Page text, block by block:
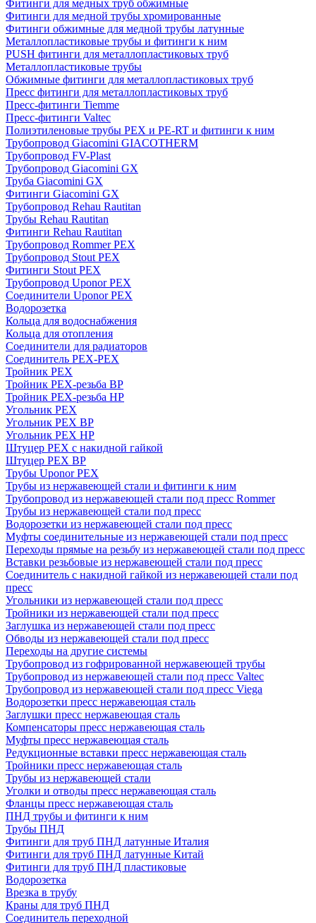
Фитинги для медных труб обжимные
Фитинги для медной трубы хромированные
Фитинги обжимные для медной трубы латунные
Металлопластиковые трубы и фитинги к ним
PUSH фитинги для металлопластиковых труб
Металлопластиковые трубы
Обжимные фитинги для металлопластиковых труб
Пресс фитинги для металлопластиковых труб
Пресс-фитинги Tiemme
Пресс-фитинги Valtec
Полиэтиленовые трубы PEX и PE-RT и фитинги к ним
Трубопровод Giacomini GIACOTHERM
Трубопровод FV-Plast
Трубопровод Giacomini GX
Труба Giacomini GX
Фитинги Giacomini GX
Трубопровод Rehau Rautitan
Трубы Rehau Rautitan
Фитинги Rehau Rautitan
Трубопровод Rommer PEX
Трубопровод Stout PEX
Фитинги Stout PEX
Трубопровод Uponor PEX
Соединители Uponor PEX
Водорозетка
Кольца для водоснабжения
Кольца для отопления
Соединители для радиаторов
Соединитель PEX-PEX
Тройник PEX
Тройник PEX-резьба ВР
Тройник PEX-резьба НР
Угольник PEX
Угольник PEX ВР
Угольник PEX НР
Штуцер PEX c накидной гайкой
Штуцер PEX ВР
Трубы Uponor PEX
Трубы из нержавеющей стали и фитинги к ним
Трубопровод из нержавеющей стали под пресс Rommer
Трубы из нержавеющей стали под пресс
Водорозетки из нержавеющей стали под пресс
Муфты соединительные из нержавеющей стали под пресс
Переходы прямые на резьбу из нержавеющей стали под пресс
Вставки резьбовые из нержавеющей стали под пресс
Соединитель с накидной гайкой из нержавеющей стали под
пресс
Угольники из нержавеющей стали под пресс
Тройники из нержавеющей стали под пресс
Заглушка из нержавеющей стали под пресс
Обводы из нержавеющей стали под пресс
Переходы на другие системы
Трубопровод из гофрированной нержавеющей трубы
Трубопровод из нержавеющей стали под пресс Valtec
Трубопровод из нержавеющей стали под пресс Viega
Водорозетки пресс нержавеющая сталь
Заглушки пресс нержавеющая сталь
Компенсаторы пресс нержавеющая сталь
Муфты пресс нержавеющая сталь
Редукционные вставки пресс нержавеющая сталь
Тройники пресс нержавеющая сталь
Трубы из нержавеющей стали
Уголки и отводы пресс нержавеющая сталь
Фланцы пресс нержавеющая сталь
ПНД трубы и фитинги к ним
Трубы ПНД
Фитинги для труб ПНД латунные Италия
Фитинги для труб ПНД латунные Китай
Фитинги для труб ПНД пластиковые
Водорозетка
Врезка в трубу
Краны для труб ПНД
Соединитель переходной